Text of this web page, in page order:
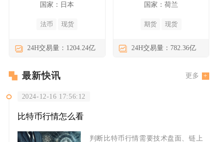
国家：日本
法币 现货
24H交易量：1204.24亿
国家：荷兰
期货 现货
24H交易量：782.36亿
最新快讯 更多
2024-12-16 17:56:12
比特币行情怎么看
判断比特币行情需要技术盘面、链上